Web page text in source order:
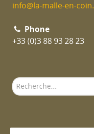
info@la-malle-en-
Phone
+33 (0)3 88 93 28 23
Rechercher